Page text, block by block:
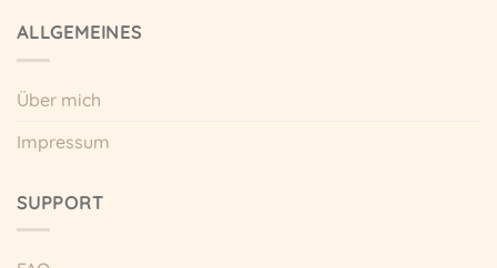
ALLGEMEINES
Über mich
Impressum
SUPPORT